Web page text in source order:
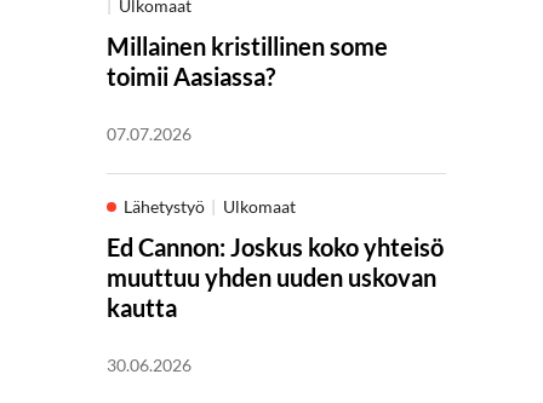
Ulkomaat
Millainen kristillinen some
toimii Aasiassa?
07.07.2026
Lähetystyö Ulkomaat
Ed Cannon: Joskus koko yhteisö
muuttuu yhden uuden uskovan
kautta
30.06.2026